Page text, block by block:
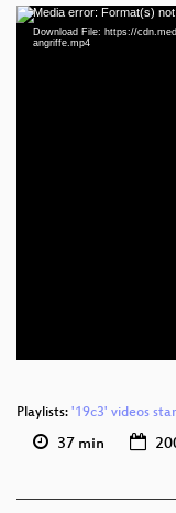
Video
Player
Media error: Format(s)
Download File: https://
angriffe.mp4
Playlists: '19c3' videos
37 min